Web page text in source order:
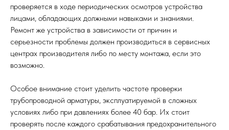
проверяется в ходе периодических осмотров устройства
лицами, обладающих должными навыками и знаниями.
Ремонт же устройства в зависимости от причин и
серьезности проблемы должен производиться в сервисных
центрах производителя либо по месту монтажа, если это
возможно.
Особое внимание стоит уделить частоте проверки
трубопроводной арматуры, эксплуатируемой в сложных
условиях либо при давлениях более 40 бар. Их стоит
проверять после каждого срабатывания предохранительного